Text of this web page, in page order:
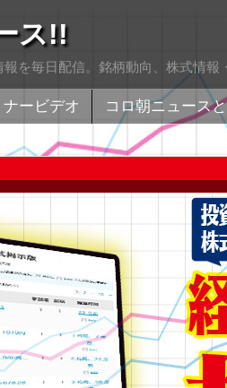
ス!!
を毎日配信。銘柄動向、株式情
ービデオ
コロ朝ニュース